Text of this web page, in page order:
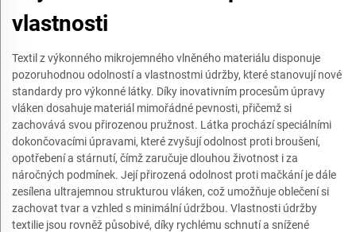
vlastnosti
Textil z výkonného mikrojemného vlněného materiálu disponuje
pozoruhodnou odolností a vlastnostmi údržby, které stanovují nové
standardy pro výkonné látky. Díky inovativním procesům úpravy
vláken dosahuje materiál mimořádné pevnosti, přičemž si
zachovává svou přirozenou pružnost. Látka prochází speciálními
dokončovacími úpravami, které zvyšují odolnost proti broušení,
opotřebení a stárnutí, čímž zaručuje dlouhou životnost i za
náročných podmínek. Její přirozená odolnost proti mačkání je dále
zesílena ultrajemnou strukturou vláken, což umožňuje oblečení si
zachovat tvar a vzhled s minimální údržbou. Vlastnosti údržby
textilie jsou rovněž působivé, díky rychlému schnutí a snížené